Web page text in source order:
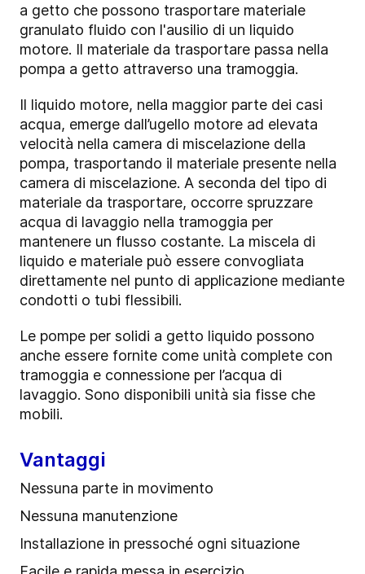
a getto che possono trasportare materiale
granulato fluido con l'ausilio di un liquido
motore. Il materiale da trasportare passa nella
pompa a getto attraverso una tramoggia.
Il liquido motore, nella maggior parte dei casi
acqua, emerge dall’ugello motore ad elevata
velocità nella camera di miscelazione della
pompa, trasportando il materiale presente nella
camera di miscelazione. A seconda del tipo di
materiale da trasportare, occorre spruzzare
acqua di lavaggio nella tramoggia per
mantenere un flusso costante. La miscela di
liquido e materiale può essere convogliata
direttamente nel punto di applicazione mediante
condotti o tubi flessibili.
Le pompe per solidi a getto liquido possono
anche essere fornite come unità complete con
tramoggia e connessione per l’acqua di
lavaggio. Sono disponibili unità sia fisse che
mobili.
Vantaggi
Nessuna parte in movimento
Nessuna manutenzione
Installazione in pressoché ogni situazione